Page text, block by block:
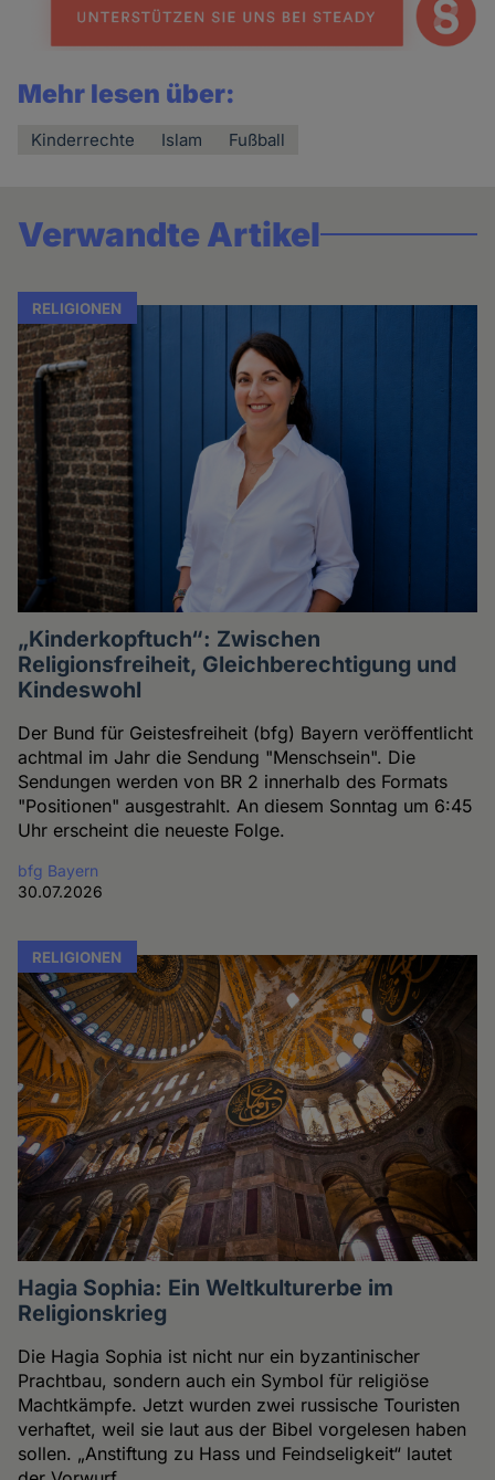
Mehr lesen über:
Kinderrechte Islam Fußball
Verwandte Artikel
RELIGIONEN
„Kinderkopftuch“: Zwischen
Religionsfreiheit, Gleichberechtigung und
Kindeswohl
Der Bund für Geistesfreiheit (bfg) Bayern veröffentlicht
achtmal im Jahr die Sendung "Menschsein". Die
Sendungen werden von BR 2 innerhalb des Formats
"Positionen" ausgestrahlt. An diesem Sonntag um 6:45
Uhr erscheint die neueste Folge.
bfg Bayern
30.07.2026
RELIGIONEN
Hagia Sophia: Ein Weltkulturerbe im
Religionskrieg
Die Hagia Sophia ist nicht nur ein byzantinischer
Prachtbau, sondern auch ein Symbol für religiöse
Machtkämpfe. Jetzt wurden zwei russische Touristen
verhaftet, weil sie laut aus der Bibel vorgelesen haben
sollen. „Anstiftung zu Hass und Feindseligkeit“ lautet